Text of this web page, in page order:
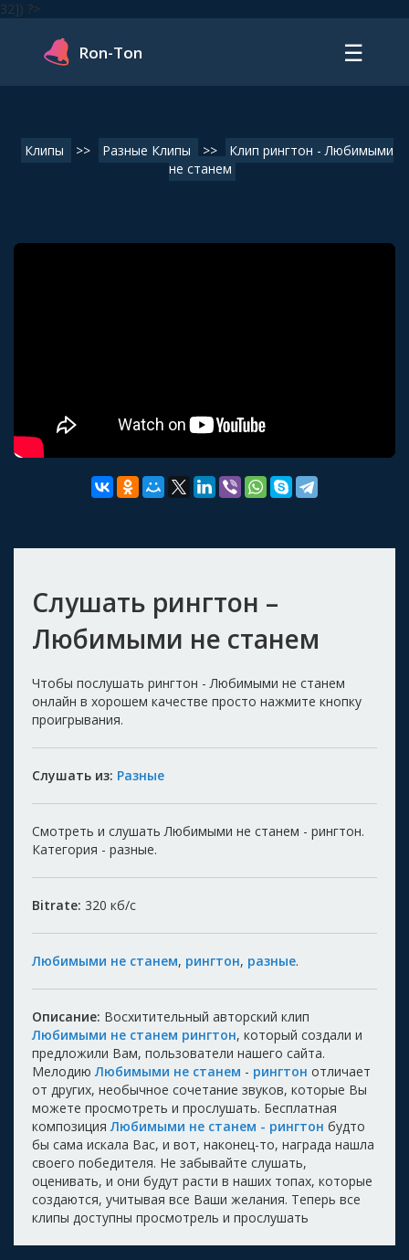
32]) ?>
Ron-Ton ☰
Клипы >> Разные Клипы >>
Клип рингтон - Любимыми
не станем
Слушать рингтон –
Любимыми не станем
Чтобы послушать рингтон - Любимыми не станем
онлайн в хорошем качестве просто нажмите кнопку
проигрывания.
Слушать из: Разные
Смотреть и слушать Любимыми не станем - рингтон.
Категория - разные.
Bitrate: 320 кб/с
Любимыми не станем, рингтон, разные.
Описание: Восхитительный авторский клип
Любимыми не станем рингтон, который создали и
предложили Вам, пользователи нашего сайта.
Мелодию Любимыми не станем - рингтон отличает
от других, необычное сочетание звуков, которые Вы
можете просмотреть и прослушать. Бесплатная
композиция Любимыми не станем - рингтон будто
бы сама искала Вас, и вот, наконец-то, награда нашла
своего победителя. Не забывайте слушать,
оценивать, и они будут расти в наших топах, которые
создаются, учитывая все Ваши желания. Теперь все
клипы доступны просмотрель и прослушать